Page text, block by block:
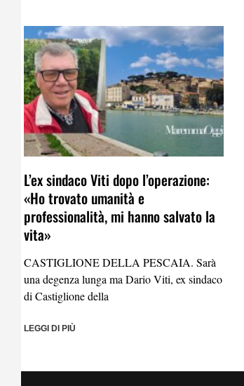
L’ex sindaco Viti dopo l’operazione:
«Ho trovato umanità e
professionalità, mi hanno salvato la
vita»
CASTIGLIONE DELLA PESCAIA. Sarà
una degenza lunga ma Dario Viti, ex sindaco
di Castiglione della
LEGGI DI PIÙ